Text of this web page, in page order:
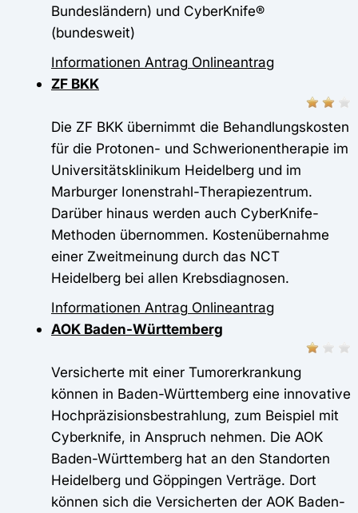
Bundesländern) und CyberKnife®
(bundesweit)
Informationen Antrag Onlineantrag
ZF BKK
Die ZF BKK übernimmt die Behandlungskosten
für die Protonen- und Schwerionentherapie im
Universitätsklinikum Heidelberg und im
Marburger Ionenstrahl-Therapiezentrum.
Darüber hinaus werden auch CyberKnife-
Methoden übernommen. Kostenübernahme
einer Zweitmeinung durch das NCT
Heidelberg bei allen Krebsdiagnosen.
Informationen Antrag Onlineantrag
AOK Baden-Württemberg
Versicherte mit einer Tumorerkrankung
können in Baden-Württemberg eine innovative
Hochpräzisionsbestrahlung, zum Beispiel mit
Cyberknife, in Anspruch nehmen. Die AOK
Baden-Württemberg hat an den Standorten
Heidelberg und Göppingen Verträge. Dort
können sich die Versicherten der AOK Baden-